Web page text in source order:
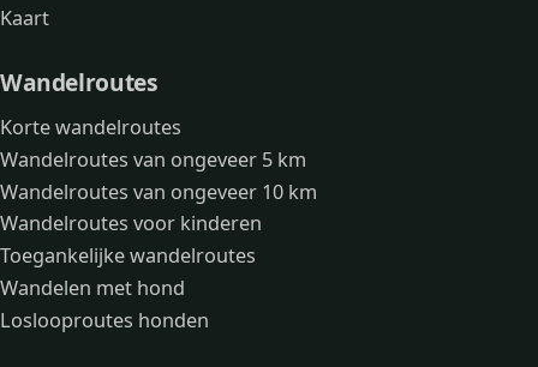
Kaart
Wandelroutes
Korte wandelroutes
Wandelroutes van ongeveer 5 km
Wandelroutes van ongeveer 10 km
Wandelroutes voor kinderen
Toegankelijke wandelroutes
Wandelen met hond
Loslooproutes honden